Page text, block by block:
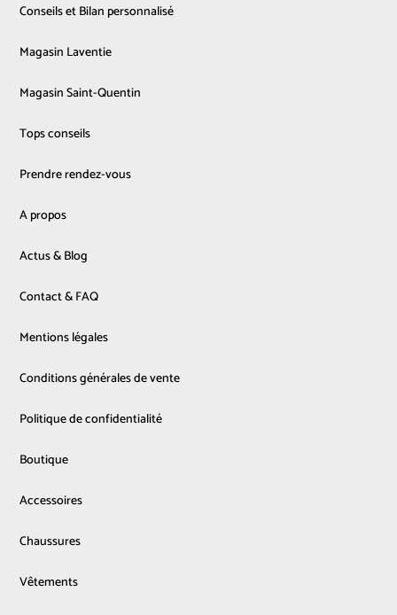
Conseils et Bilan personnalisé
Magasin Laventie
Magasin Saint-Quentin
Tops conseils
Prendre rendez-vous
A propos
Actus & Blog
Contact & FAQ
Mentions légales
Conditions générales de vente
Politique de confidentialité
Boutique
Accessoires
Chaussures
Vêtements